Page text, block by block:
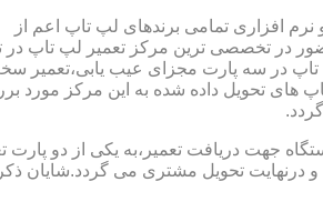
افزاری تمامی برندهای لپ تاپ اعم از
در تخصصی ترین مرکز تعمیر لپ تاپ در
در سه پارت مجزای عیب یابی،تعمیر
های تحویل داده شده به این مرکز مورد
جهت دریافت تعمیر،به یکی از دو پارت
تحویل مشتری می گردد.شایان